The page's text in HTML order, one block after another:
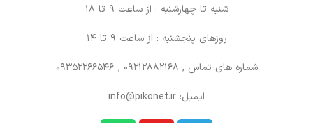
شنبه تا چهارشنبه : از ساعت 9 تا 18
روزهای پنجشنبه : از ساعت 9 تا 14
شماره های تماس , 09212882168 , 09352266546
ایمیل: info@pikonet.ir